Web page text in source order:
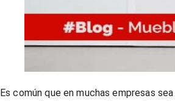
Es común que en muchas empresas